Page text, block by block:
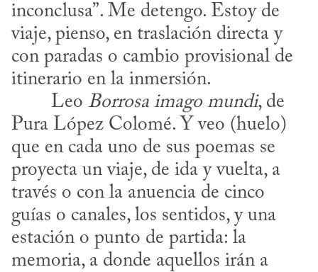
inconclusa”. Me detengo. Estoy de
viaje, pienso, en traslación directa y
con paradas o cambio provisional de
itinerario en la inmersión.
​	Leo Borrosa imago mundi, de
Pura López Colomé. Y veo (huelo)
que en cada uno de sus poemas se
proyecta un viaje, de ida y vuelta, a
través o con la anuencia de cinco
guías o canales, los sentidos, y una
estación o punto de partida: la
memoria, a donde aquellos irán a